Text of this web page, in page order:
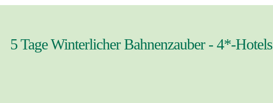
5 Tage Winterlicher Bahnenzauber - 4*-Hotels